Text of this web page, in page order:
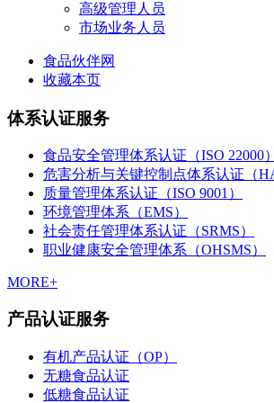
高级管理人员
市场业务人员
食品伙伴网
收藏本页
体系认证服务
食品安全管理体系认证（ISO 22000）
危害分析与关键控制点体系认证（
质量管理体系认证（ISO 9001）
环境管理体系（EMS）
社会责任管理体系认证（SRMS）
职业健康安全管理体系（OHSMS）
MORE+
产品认证服务
有机产品认证（OP）
无糖食品认证
低糖食品认证